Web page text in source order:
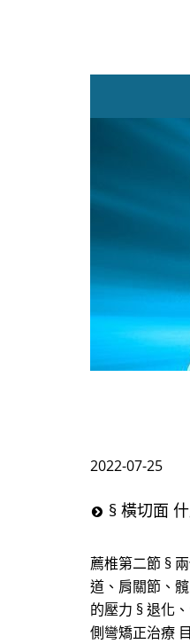
2022-07-25
§ 橫切面
薦椎第二節 §
道、肩關節、
的壓力 § 退化
側彎矯正治療